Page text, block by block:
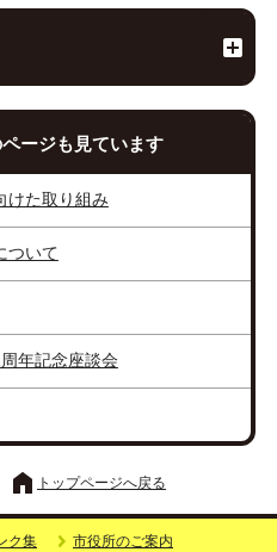
ージも見ています
けた取り組み
ついて
年記念座談会
トップページへ戻る
ク集 市役所のご案内